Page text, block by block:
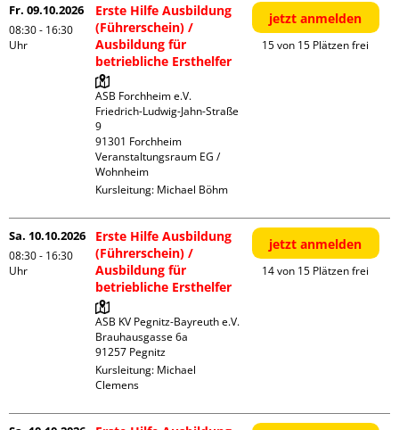
Fr. 09.10.2026
08:30 - 16:30
Uhr
Erste Hilfe Ausbildung
(Führerschein) /
Ausbildung für
betriebliche Ersthelfer
ASB Forchheim e.V.
Friedrich-Ludwig-Jahn-Straße
9
91301 Forchheim
Veranstaltungsraum EG /
Wohnheim
Kursleitung: Michael Böhm
jetzt anmelden
15 von 15 Plätzen frei
Sa. 10.10.2026
08:30 - 16:30
Uhr
Erste Hilfe Ausbildung
(Führerschein) /
Ausbildung für
betriebliche Ersthelfer
ASB KV Pegnitz-Bayreuth e.V.
Brauhausgasse 6a
Kursleitung: Michael
Clemens
jetzt anmelden
14 von 15 Plätzen frei